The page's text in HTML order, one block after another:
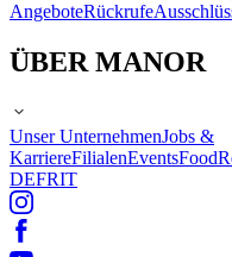
AngeboteRückrufe
ÜBER MANOR
Unser UnternehmenJobs &
KarriereFilialenEventsFood
DEFRIT